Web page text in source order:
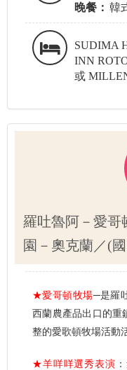
晚餐： 韓
SUDIMA
INN
或
羅吐魯阿－愛哥
園－奧克蘭／(
★愛哥頓牧場─是羅
西蘭農產品出口的重
整的愛歌頓牧場活動
★羊咩咩選秀表演